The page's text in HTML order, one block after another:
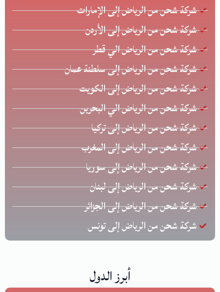
شركة شحن من الرياض إلى الإمارات
شركة شحن من الرياض إلى الأردن
شركة شحن من الرياض الي قطر
شركة شحن من الرياض إلى سلطنة عمان
شركة شحن من الرياض إلى الكويت
شركة شحن من الرياض الي البحرين
شركة شحن من الرياض إلى تركيا
شركة شحن من الرياض إلى المغرب
شركة شحن من الرياض إلى سوريا
شركة شحن من الرياض إلى لبنان
شركة شحن من الرياض إلى الجزائر
شركة شحن من الرياض إلى تونس
أبرز الدول